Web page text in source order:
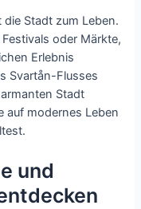
Stadt zum Leben.
oder Märkte,
Erlebnis
Svartån-Flusses
Stadt
auf modernes Leben
und